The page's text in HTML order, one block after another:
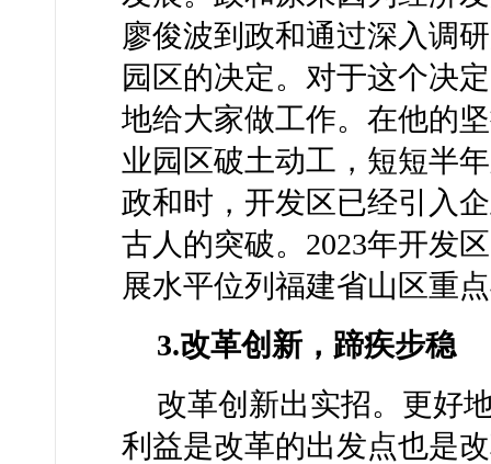
廖俊波到政和通过深入调
园区的决定。对于这个决
地给大家做工作。在他的
业园区破土动工，短短半
政和时，开发区已经引入
古人的突破。2023年开发
展水平位列福建省山区重
3.改革创新，蹄疾步稳
改革创新出实招。更好
利益是改革的出发点也是